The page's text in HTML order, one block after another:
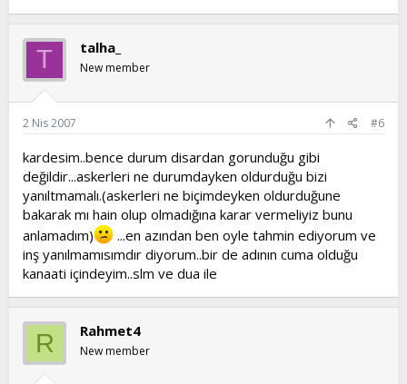
T talha_
New member
2 Nis 2007 #6
kardesim..bence durum disardan gorunduğu gibi
değildir...askerleri ne durumdayken oldurduğu bizi
yanıltmamalı.(askerleri ne biçimdeyken oldurduğune
bakarak mı hain olup olmadığına karar vermeliyiz bunu
anlamadım)
...en azından ben oyle tahmin ediyorum ve
inş yanılmamısımdır diyorum..bir de adının cuma olduğu
kanaati içindeyim..slm ve dua ile
R Rahmet4
New member